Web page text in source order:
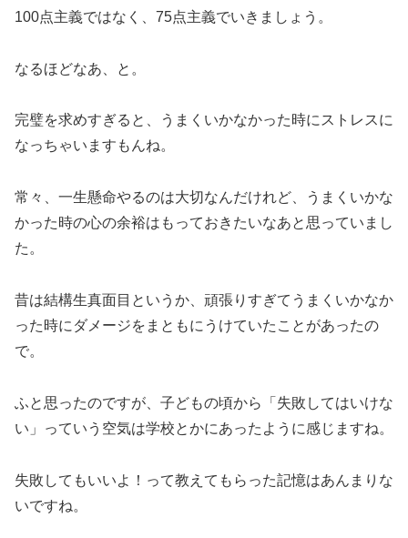
100点主義ではなく、75点主義でいきましょう。
なるほどなあ、と。
完璧を求めすぎると、うまくいかなかった時にストレスに
なっちゃいますもんね。
常々、一生懸命やるのは大切なんだけれど、うまくいかな
かった時の心の余裕はもっておきたいなあと思っていまし
た。
昔は結構生真面目というか、頑張りすぎてうまくいかなか
った時にダメージをまともにうけていたことがあったの
で。
ふと思ったのですが、子どもの頃から「失敗してはいけな
い」っていう空気は学校とかにあったように感じますね。
失敗してもいいよ！って教えてもらった記憶はあんまりな
いですね。